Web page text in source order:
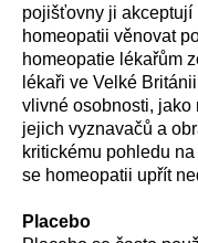
pojišťovny ji akceptují
homeopatii věnovat
homeopatie lékařům
lékaři ve Velké
vlivné osobnosti, jako
jejich vyznavačů a
kritickému pohledu
se homeopatii upřít
Placebo